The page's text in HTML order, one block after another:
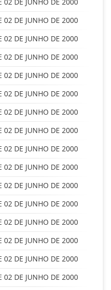
02 DE JUNHO DE 2000
02 DE JUNHO DE 2000
02 DE JUNHO DE 2000
02 DE JUNHO DE 2000
02 DE JUNHO DE 2000
02 DE JUNHO DE 2000
02 DE JUNHO DE 2000
02 DE JUNHO DE 2000
02 DE JUNHO DE 2000
02 DE JUNHO DE 2000
02 DE JUNHO DE 2000
02 DE JUNHO DE 2000
02 DE JUNHO DE 2000
02 DE JUNHO DE 2000
02 DE JUNHO DE 2000